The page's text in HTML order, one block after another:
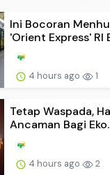
Ini Bocoran
'Orient Express' RI
4 hours ago 1
Tetap Waspada,
Ancaman Bagi
4 hours ago 2